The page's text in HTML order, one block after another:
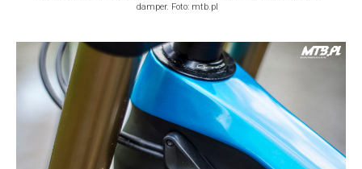
damper. Foto: mtb.pl